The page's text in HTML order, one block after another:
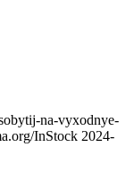
na-vyxodnye-
InStock 2024-